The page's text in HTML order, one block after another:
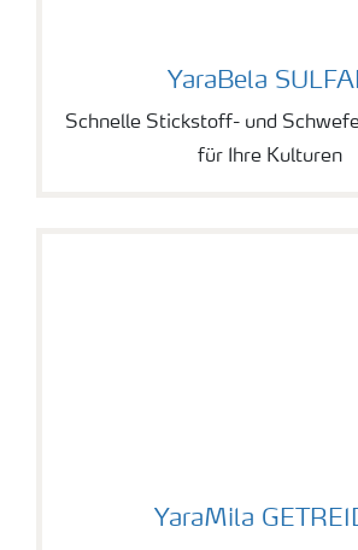
YaraBela SULFAN
YaraBela
Schnelle Stickstoff- und
für Ihre Kulturen
YaraMila GETREIDE
YaraMila